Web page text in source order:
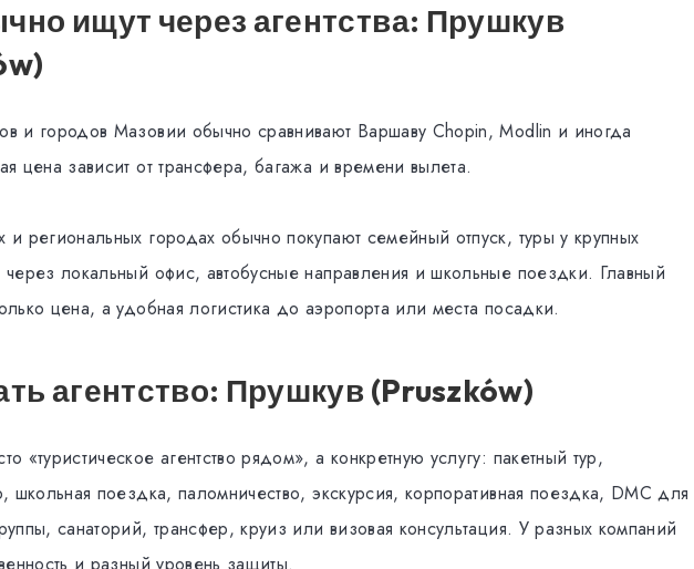
ищут через агентства: Прушкув
и городов Мазовии обычно сравнивают Варшаву Chopin, Modlin и иногда
цена зависит от трансфера, багажа и времени вылета.
и региональных городах обычно покупают семейный отпуск, туры у крупных
через локальный офис, автобусные направления и школьные поездки. Главный
цена, а удобная логистика до аэропорта или места посадки.
агентство: Прушкув (Pruszków)
«туристическое агентство рядом», а конкретную услугу: пакетный тур,
школьная поездка, паломничество, экскурсия, корпоративная поездка, DMC для
санаторий, трансфер, круиз или визовая консультация. У разных компаний
и разный уровень защиты.